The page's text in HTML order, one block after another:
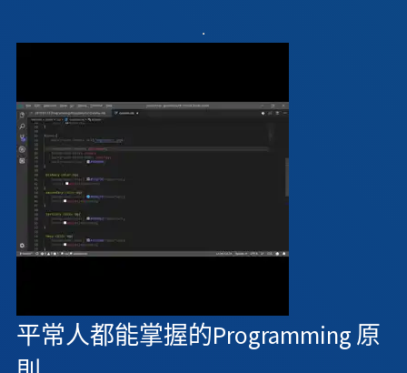
平常人都能掌握的Programming 原